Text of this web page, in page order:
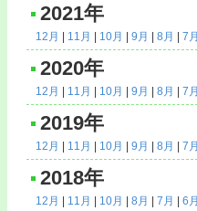
2021年
12月 11月 10月 9月 8月 7
2020年
12月 11月 10月 9月 8月 7
2019年
12月 11月 10月 9月 8月 7
2018年
12月 11月 10月 8月 7月 6